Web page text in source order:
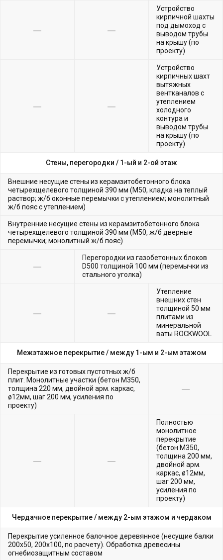
Устройство
кирпичной шахты
под дымоход с
выводом трубы
на крышу (по
проекту)
Устройство
кирпичных шахт
вытяжных
вентканалов с
утеплением
холодного
контура и
выводом трубы
на крышу (по
проекту)
Стены, перегородки / 1-ый и 2-ой этаж
Внешние несущие стены из керамзитобетонного блока
четырехщелевого толщиной 390 мм (М50, кладка на теплый
раствор; ж/б оконные перемычки с утеплением; монолитный
ж/б пояс с утеплением)
Внутренние несущие стены из керамзитобетонного блока
четырехщелевого толщиной 390 мм (М50, ж/б дверные
перемычки; монолитный ж/б пояс)
Перегородки из газобетонных блоков
D500 толщиной 100 мм (перемычки из
стального уголка)
Утепление
внешних стен
толщиной 50 мм
плитами из
минеральной
ваты ROCKWOOL
Межэтажное перекрытие / между 1-ым и 2-ым этажом
Перекрытие из готовых пустотных ж/б
плит. Монолитные участки (бетон М350,
толщина 220 мм, двойной арм. каркас,
ø12мм, шаг 200 мм, усиления по
проекту)
Полностью
монолитное
перекрытие
(бетон М350,
толщина 200 мм,
двойной арм.
каркас, ø12мм,
шаг 200 мм,
усиления по
проекту)
Чердачное перекрытие / между 2-ым этажом и чердаком
Перекрытие усиленное балочное деревянное (несущие балки
200х50, 200х100, по расчету). Обработка древесины
огнебиозащитным составом